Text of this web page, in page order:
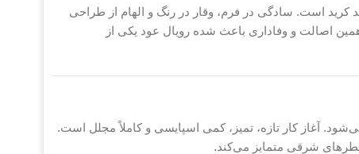
است. سادگی در فرم، وقار در رنگ و الهام از طراحی
همین اصالت و وفاداری باعث شده رویال عود یکی از
آغاز کار تازه، تمیز، کمی اسپایسی و کاملاً مجلل است.
شرقی متمایز می‌کند.